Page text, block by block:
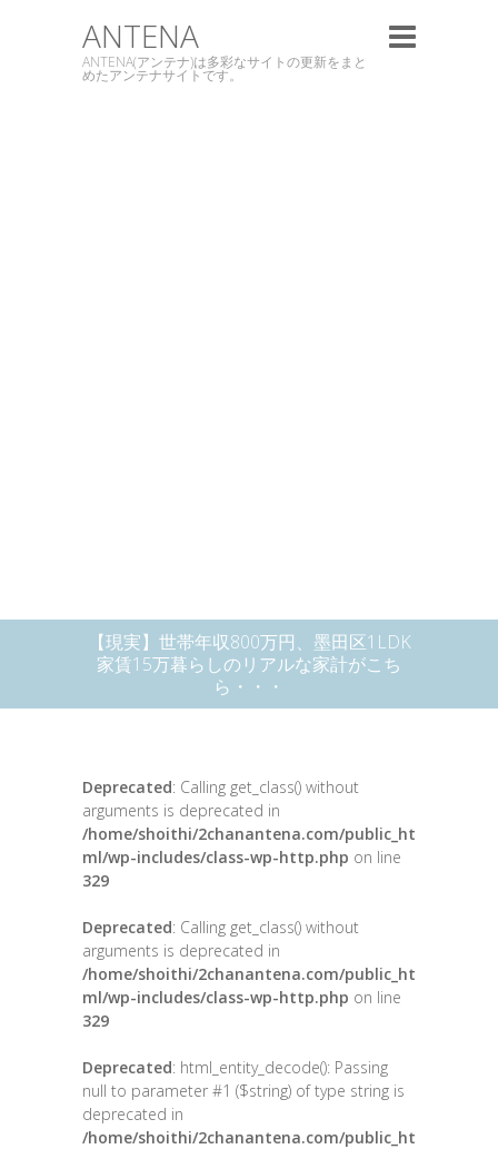
ANTENA
ANTENA(アンテナ)は多彩なサイトの更新をまと
めたアンテナサイトです。
【現実】世帯年収800万円、墨田区1LDK
家賃15万暮らしのリアルな家計がこち
ら・・・
Deprecated: Calling get_class() without
arguments is deprecated in
/home/shoithi/2chanantena.com/public_ht
ml/wp-includes/class-wp-http.php on line
329
Deprecated: Calling get_class() without
arguments is deprecated in
/home/shoithi/2chanantena.com/public_ht
ml/wp-includes/class-wp-http.php on line
329
Deprecated: html_entity_decode(): Passing
null to parameter #1 ($string) of type string is
deprecated in
/home/shoithi/2chanantena.com/public_ht